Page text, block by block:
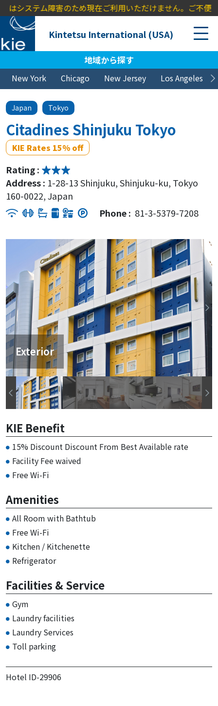
テム障害のため現在ご利用いただけません。ご不便をおか
Kintetsu International (USA)
地域から探す
New York Chicago New Jersey Los Angeles
Japan Tokyo
Citadines Shinjuku Tokyo
KIE Rates 15% off
Rating :
Address : 1-28-13 Shinjuku, Shinjuku-ku, Tokyo
160-0022, Japan
Phone : 81-3-5379-7208
Exterior
KIE Benefit
15% Discount Discount From Best Available rate
Facility Fee waived
Free Wi-Fi
Amenities
All Room with Bathtub
Free Wi-Fi
Kitchen / Kitchenette
Refrigerator
Facilities & Service
Gym
Laundry facilities
Laundry Services
Toll parking
Hotel ID-29906